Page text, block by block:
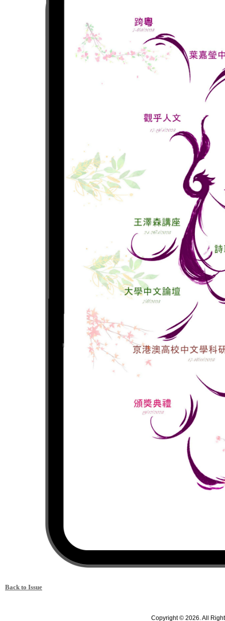
Back to Issue
Copyright © 2026. All